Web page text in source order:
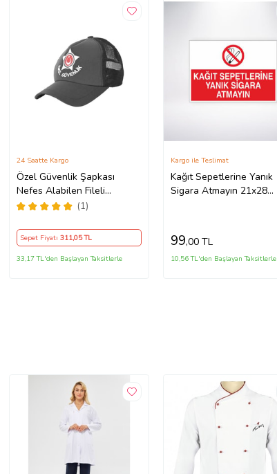
Özel Güvenlik Şapkası
Nefes Alabilen Fileli
Tasarım KM Şapka FÜME
(1)
24 Saatte Kargo
Sepet Fiyatı 311,05 TL
33,17 TL'den Başlayan Taksitlerle
Kağıt Sepetlerine Yanık
Sigara Atmayın 21x28
Kargo ile Teslimat
99,00 TL
10,56 TL'den Başlayan Taksitlerle